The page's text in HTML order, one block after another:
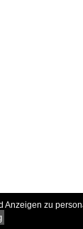
Anzeigen zu